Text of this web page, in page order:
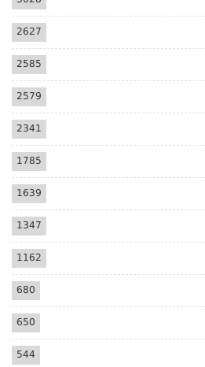
2627
2585
2579
2341
1785
1639
1347
1162
680
650
544